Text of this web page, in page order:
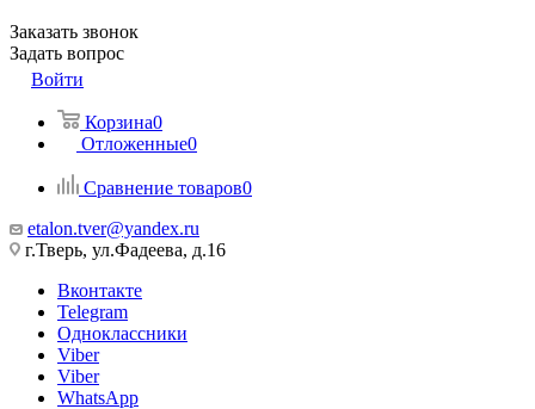
Заказать звонок
Задать вопрос
Войти
Корзина0
Отложенные0
Сравнение товаров0
etalon.tver@yandex.ru
г.Тверь, ул.Фадеева, д.16
Вконтакте
Telegram
Одноклассники
Viber
Viber
WhatsApp